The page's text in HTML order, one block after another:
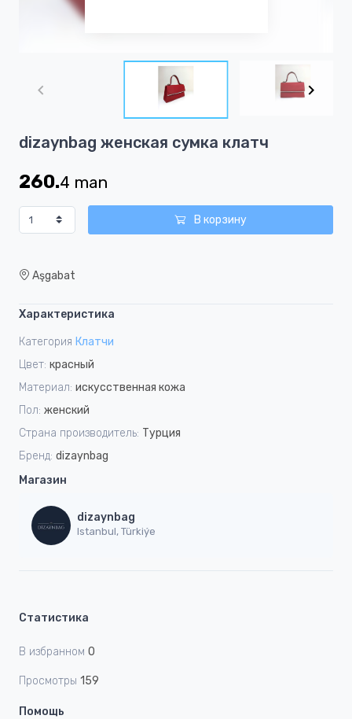
1
4
dizaynbag женская сумка клатч
260.4 man
В корзину
Aşgabat
Характеристика
Категория Клатчи
Цвет: красный
Материал: искусственная кожа
Пол: женский
Страна производитель: Турция
Бренд: dizaynbag
Магазин
dizaynbag
Istanbul, Türkiýe
Статистика
В избранном 0
Просмотры 159
Помощь